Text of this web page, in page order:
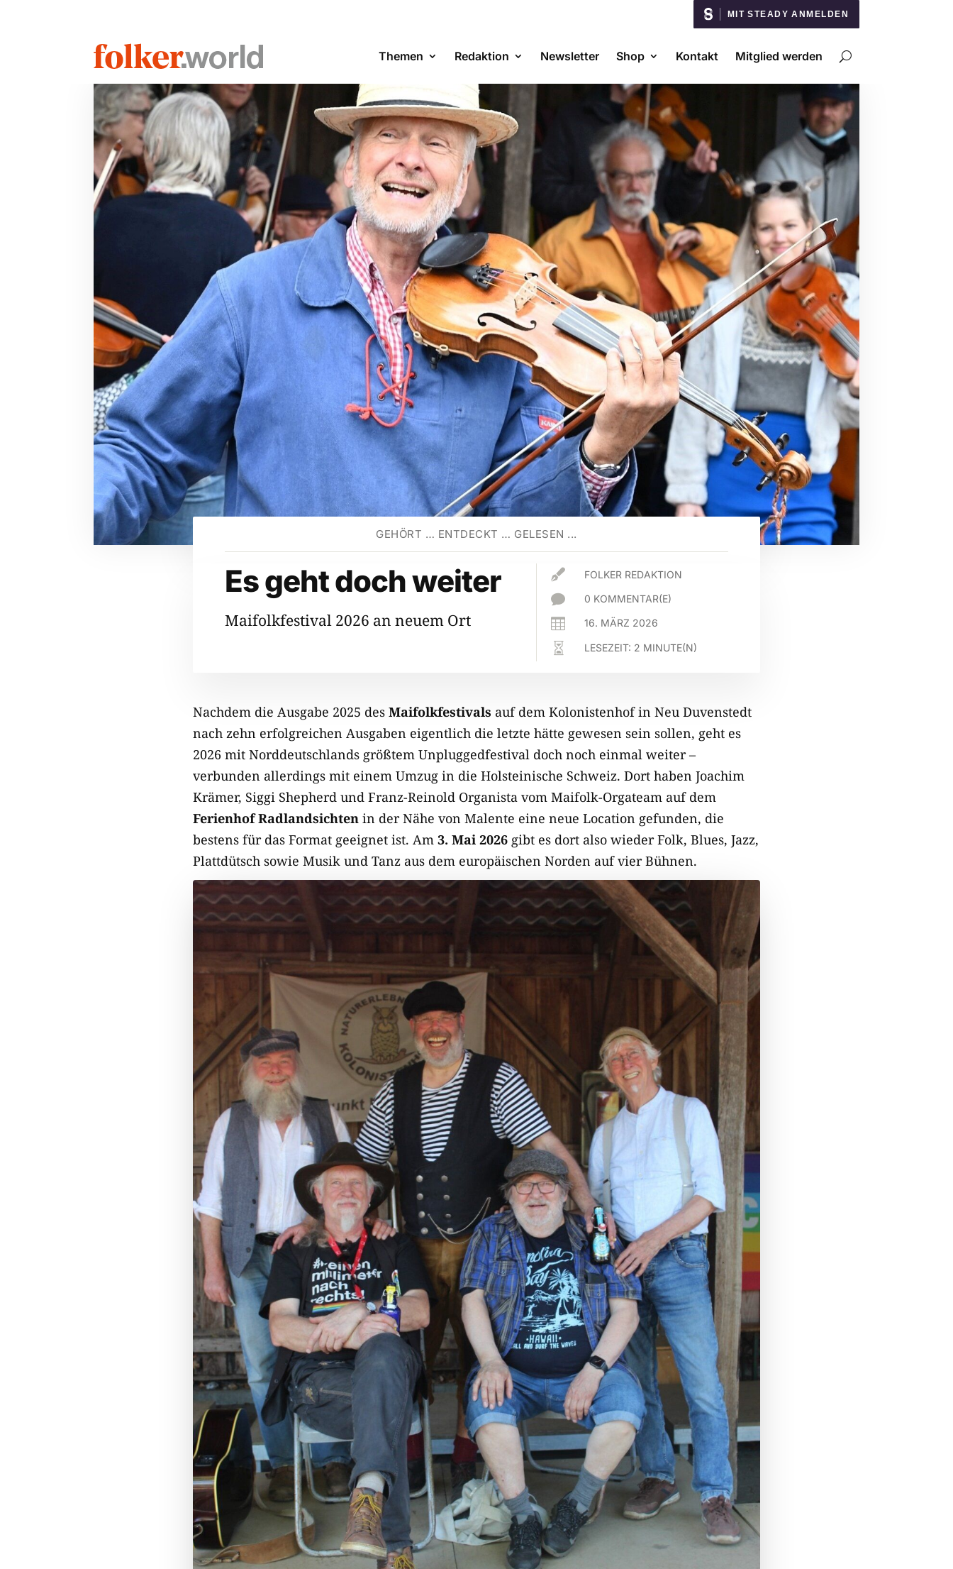
MIT STEADY ANMELDEN
Themen Redaktion Newsletter Shop Kontakt Mitglied werden
GEHÖRT … ENTDECKT … GELESEN ...
Es geht doch weiter
Maifolkfestival 2026 an neuem Ort
 FOLKER REDAKTION
 0 KOMMENTAR(E)
 16. MÄRZ 2026
 LESEZEIT: 2 MINUTE(N)
Nachdem die Ausgabe 2025 des Maifolkfestivals auf dem Kolonistenhof in Neu Duvenstedt
nach zehn erfolgreichen Ausgaben eigentlich die letzte hätte gewesen sein sollen, geht es
2026 mit Norddeutschlands größtem Unpluggedfestival doch noch einmal weiter –
verbunden allerdings mit einem Umzug in die Holsteinische Schweiz. Dort haben Joachim
Krämer, Siggi Shepherd und Franz-Reinold Organista vom Maifolk-Orgateam auf dem
Ferienhof Radlandsichten in der Nähe von Malente eine neue Location gefunden, die
bestens für das Format geeignet ist. Am 3. Mai 2026 gibt es dort also wieder Folk, Blues, Jazz,
Plattdütsch sowie Musik und Tanz aus dem europäischen Norden auf vier Bühnen.